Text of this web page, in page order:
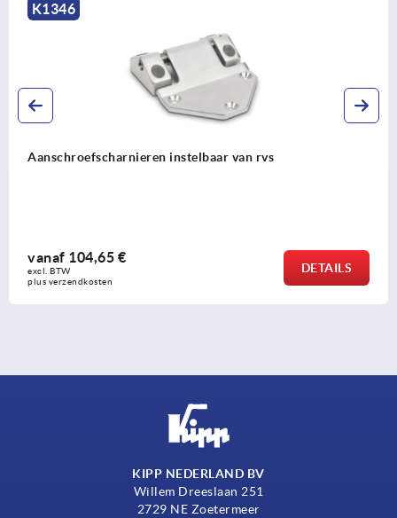
instelbaar van rvs
€ vanaf
excl. BTW
plus
KIPP NEDERLAND BV
Willem Dreeslaan 251
2729 NE Zoetermeer